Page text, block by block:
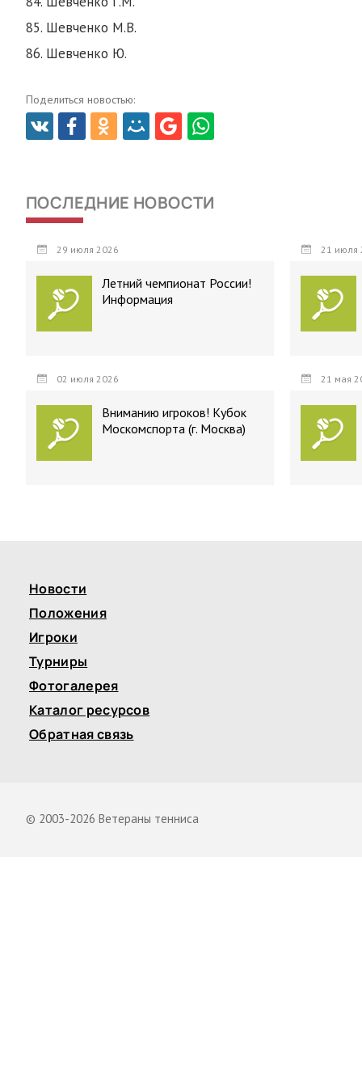
85. Шевченко М.В.
86. Шевченко Ю.
Поделиться новостью:
ПОСЛЕДНИЕ НОВОСТИ
29 июля 2026
Летний чемпионат России!
Информация
21 июля
02 июля 2026
Вниманию игроков! Кубок
Москомспорта (г. Москва)
21 мая
Новости
Положения
Игроки
Турниры
Фотогалерея
Каталог ресурсов
Обратная связь
© 2003-2026 Ветераны тенниса